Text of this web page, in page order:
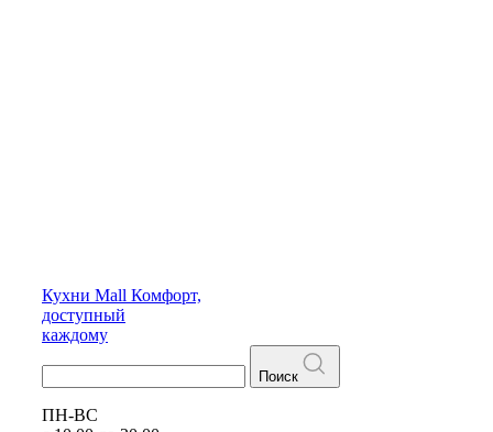
Кухни Mall Комфорт,
доступный
каждому
Поиск
ПН-ВС